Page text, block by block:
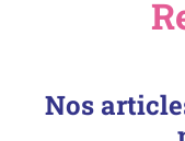
Nos